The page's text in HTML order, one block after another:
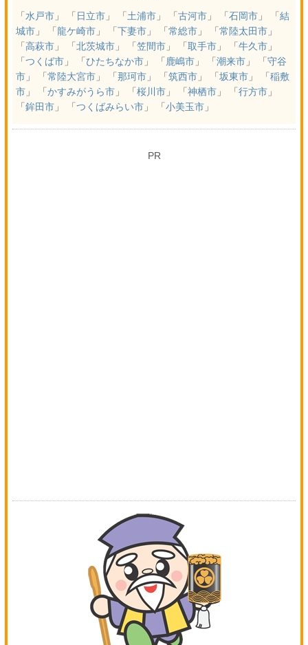
「 水戸市」 「 日立市」 「 土浦市」 「 古河市」 「 石岡市」 「 結
城市」 「 龍ケ崎市」 「 下妻市」 「 常総市」 「 常陸太田市」
「 高萩市」 「 北茨城市」 「 笠間市」 「 取手市」 「 牛久市」
「 つくば市」 「 ひたちなか市」 「 鹿嶋市」 「 潮来市」 「 守谷
市」 「 常陸大宮市」 「 那珂市」 「 筑西市」 「 坂東市」 「 稲敷
市」 「 かすみがうら市」 「 桜川市」 「 神栖市」 「 行方市」
「 鉾田市」 「 つくばみらい市」 「 小美玉市」
PR